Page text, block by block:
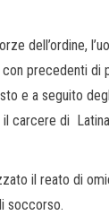
dell’ordine,
con precedenti di
e a seguito
carcere di
il reato di
soccorso.